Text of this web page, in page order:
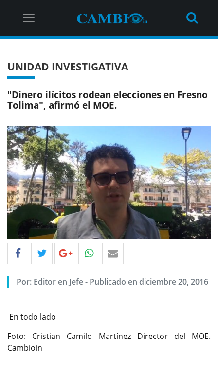
UNIDAD INVESTIGATIVA
"Dinero ilícitos rodean elecciones en Fresno
Tolima", afirmó el MOE.
Por: Editor en Jefe - Publicado en diciembre 20, 2016
En todo lado
Foto: Cristian Camilo Martínez Director del MOE.
Cambioin